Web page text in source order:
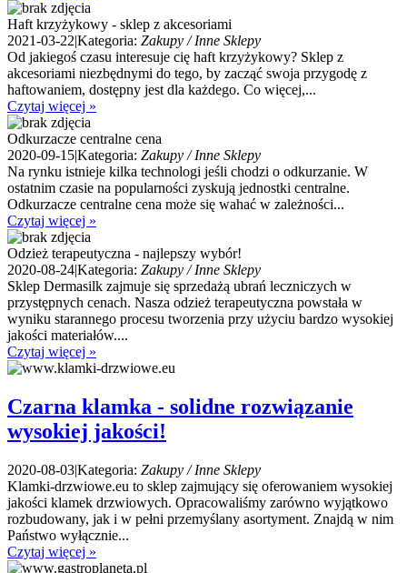
Haft krzyżykowy - sklep z akcesoriami
2021-03-22|Kategoria: Zakupy / Inne Sklepy
Od jakiegoś czasu interesuje cię haft krzyżykowy? Sklep z
akcesoriami niezbędnymi do tego, by zacząć swoja przygodę z
haftowaniem, dostępny jest dla każdego. Co więcej,...
Czytaj więcej »
Odkurzacze centralne cena
2020-09-15|Kategoria: Zakupy / Inne Sklepy
Na rynku istnieje kilka technologi jeśli chodzi o odkurzanie. W
ostatnim czasie na popularności zyskują jednostki centralne.
Odkurzacze centralne cena może się wahać w zależności...
Czytaj więcej »
Odzież terapeutyczna - najlepszy wybór!
2020-08-24|Kategoria: Zakupy / Inne Sklepy
Sklep Dermasilk zajmuje się sprzedażą ubrań leczniczych w
przystępnych cenach. Nasza odzież terapeutyczna powstała w
wyniku starannego procesu tworzenia przy użyciu bardzo wysokiej
jakości materiałów....
Czytaj więcej »
Czarna klamka - solidne rozwiązanie
wysokiej jakości!
2020-08-03|Kategoria: Zakupy / Inne Sklepy
Klamki-drzwiowe.eu to sklep zajmujący się oferowaniem wysokiej
jakości klamek drzwiowych. Opracowaliśmy zarówno wyjątkowo
rozbudowany, jak i w pełni przemyślany asortyment. Znajdą w nim
Państwo wyłącznie...
Czytaj więcej »